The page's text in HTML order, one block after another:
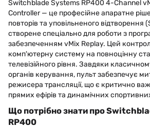
Switchblade Systems RP400 4-Channel
Controller — це професійне апаратне
повторів та уповільненого відтворення
створене спеціально для роботи з
забезпеченням vMix Replay. Цей
комп'ютерну систему на повноцінну
телевізійного рівня. Завдяки
органів керування, пульт забезпечує
режисера трансляції, що є критично
прямих ефірів та динамічних
Що потрібно знати про
RP400